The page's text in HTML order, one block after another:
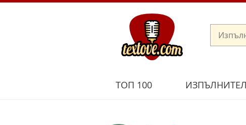
ТОП 100